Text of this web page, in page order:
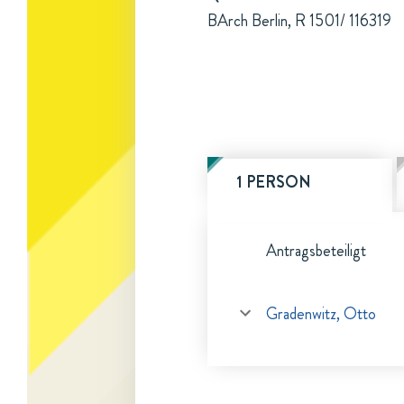
BArch Berlin, R 1501/ 116319
1 PERSON
Antragsbeteiligt
Gradenwitz, Otto